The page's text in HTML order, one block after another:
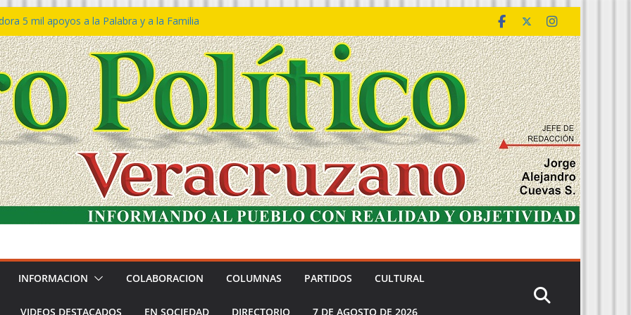
5 mil apoyos a la Palabra y a la Familia
Declaraciones de Procedencia en contra
𝙂𝙤𝙗𝙞𝙚𝙧𝙣𝙤 𝙙𝙚𝙡 𝙀𝙨𝙩𝙖𝙙𝙤 𝙖 𝙙𝙞𝙨𝙛𝙧𝙪𝙩𝙖𝙧
𝙙𝙚𝙡 𝙈𝙖𝙧 𝙚𝙣 𝘾𝙤𝙖𝙩𝙯𝙖𝙘𝙤𝙖𝙡𝙘𝙤𝙨
de policías con vocación de servicio y
SSP
Bravo rechaza acusaciones y asegura que
solicitud de desafuero
INFORMACION COLABORACION COLUMNAS PARTIDOS CULTURAL
VIDEOS DESTACADOS EN SOCIEDAD DIRECTORIO 7 DE AGOSTO DE 2026